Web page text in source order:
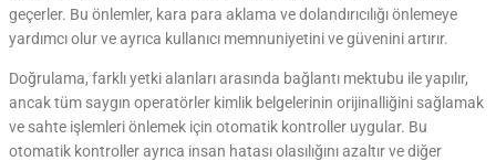
geçerler. Bu önlemler, kara para aklama ve dolandırıcılığı önlemeye
yardımcı olur ve ayrıca kullanıcı memnuniyetini ve güvenini artırır.
Doğrulama, farklı yetki alanları arasında bağlantı mektubu ile yapılır,
ancak tüm saygın operatörler kimlik belgelerinin orijinalliğini sağlamak
ve sahte işlemleri önlemek için otomatik kontroller uygular. Bu
otomatik kontroller ayrıca insan hatası olasılığını azaltır ve diğer